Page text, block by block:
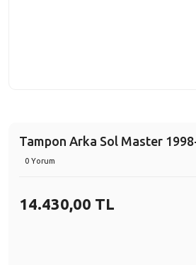
Tampon Arka Sol Master
0 Yorum
14.430,00 TL